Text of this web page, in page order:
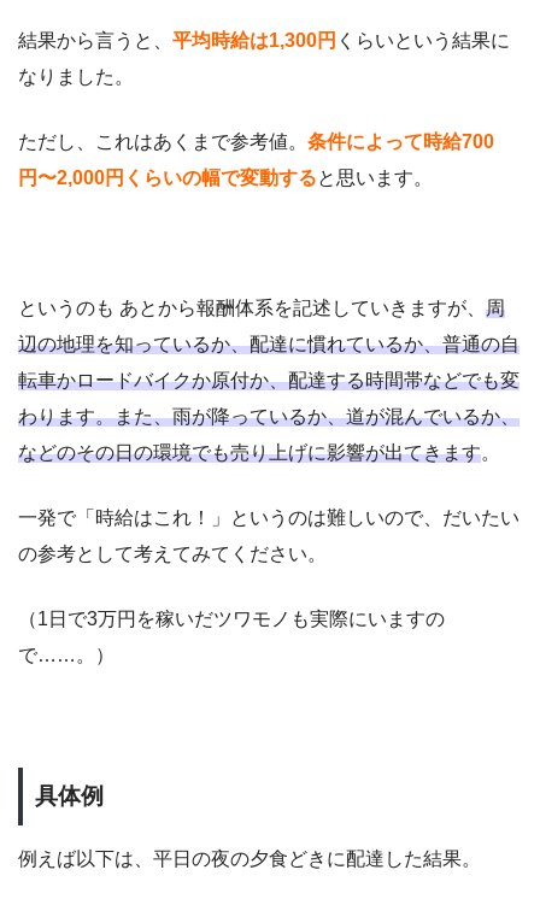
結果から言うと、 平均時給は1,300円 くらいという結果に
なりました。
ただし、これはあくまで参考値。 条件によって時給700
円〜2,000円くらいの幅で変動すると思います。
というのも あとから報酬体系を記述していきますが、 周
辺の地理を知っているか、配達に慣れているか、普通の自
転車かロードバイクか原付か、配達する時間帯などでも変
わります。また、雨が降っているか、道が混んでいるか、
などのその日の環境でも売り上げに影響が出てきます。
一発で「時給はこれ！」というのは難しいので、だいたい
の参考として考えてみてください。
（1日で3万円を稼いだツワモノも実際にいますの
で……。）
具体例
例えば以下は、平日の夜の夕食どきに配達した結果。